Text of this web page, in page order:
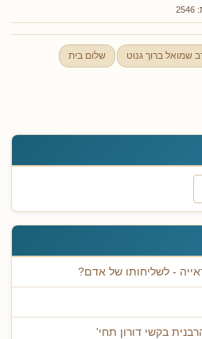
- לשליחותו של אדם?
בקשי דורון תחי'
שמואל ברוך גנוט שלום בית